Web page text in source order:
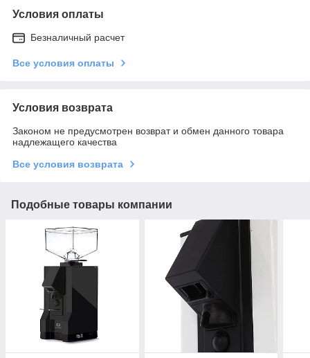
Условия оплаты
Безналичный расчет
Все условия оплаты
Условия возврата
Законом не предусмотрен возврат и обмен данного товара
надлежащего качества
Все условия возврата
Подобные товары компании